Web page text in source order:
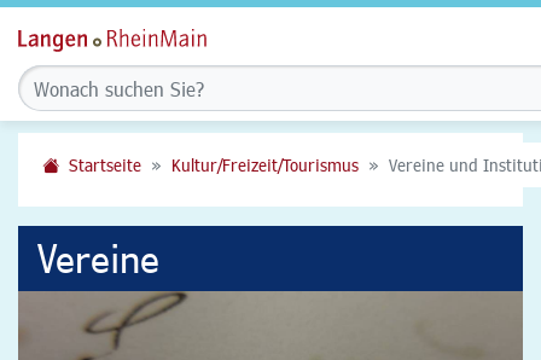
Startseite Kultur/Freizeit/Tourismus Vereine und
Vereine